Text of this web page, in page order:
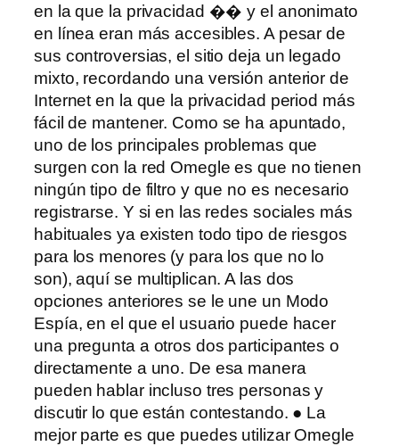
en la que la privacidad �� y el anonimato
en línea eran más accesibles. A pesar de
sus controversias, el sitio deja un legado
mixto, recordando una versión anterior de
Internet en la que la privacidad period más
fácil de mantener. Como se ha apuntado,
uno de los principales problemas que
surgen con la red Omegle es que no tienen
ningún tipo de filtro y que no es necesario
registrarse. Y si en las redes sociales más
habituales ya existen todo tipo de riesgos
para los menores (y para los que no lo
son), aquí se multiplican. A las dos
opciones anteriores se le une un Modo
Espía, en el que el usuario puede hacer
una pregunta a otros dos participantes o
directamente a uno. De esa manera
pueden hablar incluso tres personas y
discutir lo que están contestando. ● La
mejor parte es que puedes utilizar Omegle